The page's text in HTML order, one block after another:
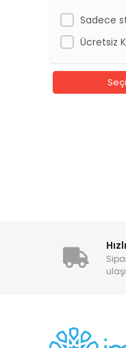
Sadece
Ücretsiz